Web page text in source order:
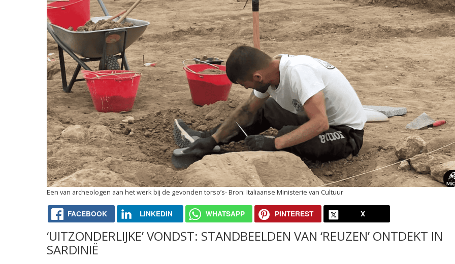
Een van archeologen aan het werk bij de gevonden torso’s Italiaanse Ministerie van Cultuur
FACEBOOK LINKEDIN WHATSAPP PINTEREST X
‘UITZONDERLIJKE’ VONDST: STANDBEELDEN VAN ‘REUZEN’ ONTDEKT IN
SARDINIË